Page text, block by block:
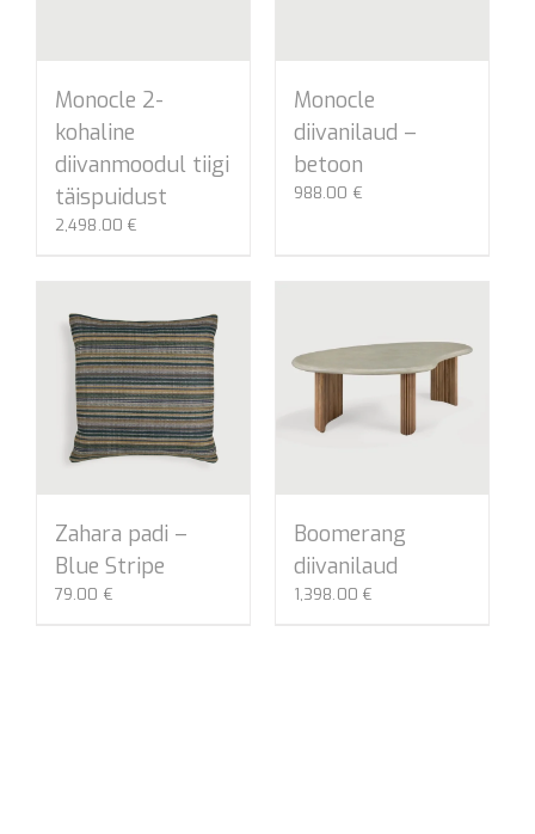
Monocle 2-
kohaline
diivanmoodul tiigi
täispuidust
2,498.00 €
Monocle
diivanilaud –
betoon
988.00 €
Zahara padi –
Blue Stripe
79.00 €
Boomerang
diivanilaud
1,398.00 €